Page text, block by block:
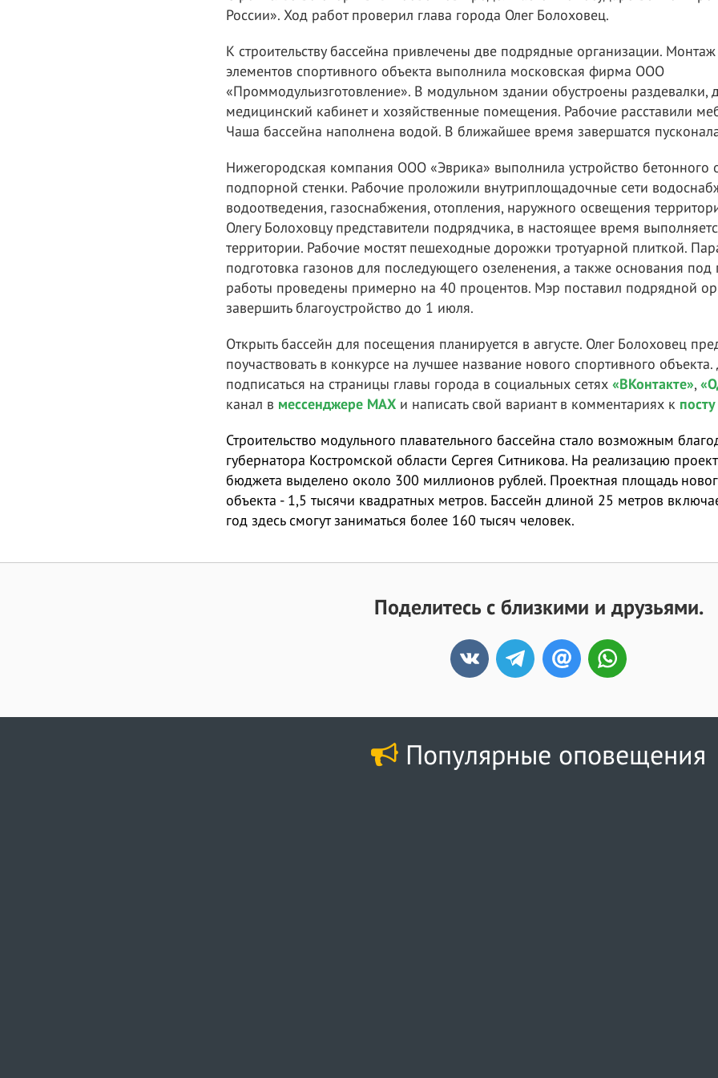
России». Ход работ проверил глава города Олег Болоховец.
К строительству бассейна привлечены две подрядные организации.
элементов спортивного объекта выполнила московская фирма ООО
«Проммодульизготовление». В модульном здании обустроены раздевалки,
медицинский кабинет и хозяйственные помещения. Рабочие расставили
Чаша бассейна наполнена водой. В ближайшее время завершатся
Нижегородская компания ООО «Эврика» выполнила устройство бетонного
подпорной стенки. Рабочие проложили внутриплощадочные сети
водоотведения, газоснабжения, отопления, наружного освещения
Олегу Болоховцу представители подрядчика, в настоящее время
территории. Рабочие мостят пешеходные дорожки тротуарной плиткой.
подготовка газонов для последующего озеленения, а также основания
работы проведены примерно на 40 процентов. Мэр поставил подрядной
завершить благоустройство до 1 июля.
Открыть бассейн для посещения планируется в августе. Олег Болоховец
поучаствовать в конкурсе на лучшее название нового спортивного
подписаться на страницы главы города в социальных сетях «ВКонтакте»,
канал в мессенджере МАХ и написать свой вариант в комментариях к
Строительство модульного плавательного бассейна стало возможным
губернатора Костромской области Сергея Ситникова. На реализацию
бюджета выделено около 300 миллионов рублей. Проектная площадь
объекта - 1,5 тысячи квадратных метров. Бассейн длиной 25 метров
год здесь смогут заниматься более 160 тысяч человек.
Поделитесь с близкими и друзьями.
Популярные оповещения